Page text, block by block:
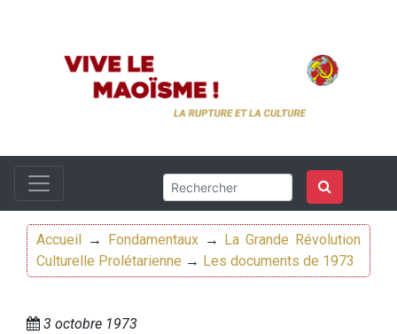
Accueil → Fondamentaux→
La Grande Révolution
Culturelle Prolétarienne → Les documents de 1973
3 octobre 1973